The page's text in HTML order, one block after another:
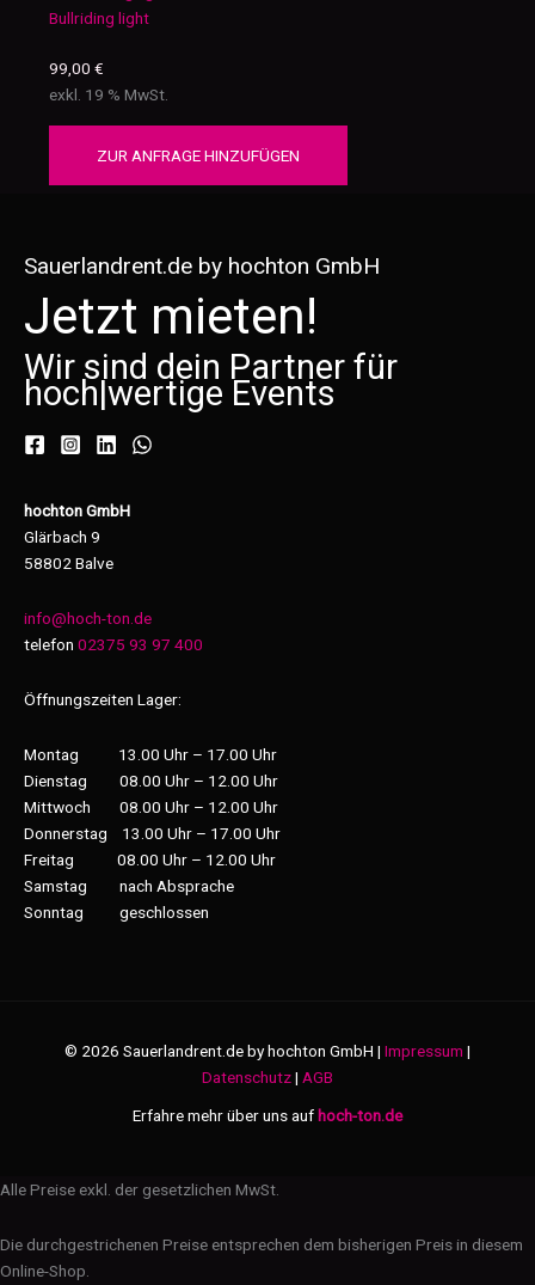
Bullriding light
99,00€
exkl. 19 % MwSt.
ZUR ANFRAGE HINZUFÜGEN
Sauerlandrent.de by hochton GmbH
Jetzt mieten!
Wir sind dein Partner für
hoch|wertige Events
hochton GmbH
Glärbach 9
58802 Balve
info@hoch-ton.de
telefon 02375 93 97 400
Öffnungszeiten Lager:
Montag 13.00 Uhr – 17.00 Uhr
Dienstag 08.00 Uhr – 12.00 Uhr
Mittwoch 08.00 Uhr – 12.00 Uhr
Donnerstag 13.00 Uhr – 17.00 Uhr
Freitag 08.00 Uhr – 12.00 Uhr
Samstag nach Absprache
Sonntag geschlossen
© 2026 Sauerlandrent.de by hochton GmbH | Impressum |
Datenschutz| AGB
Erfahre mehr über uns auf hoch-ton.de
Alle Preise exkl. der gesetzlichen MwSt.
Die durchgestrichenen Preise entsprechen dem bisherigen Preis in diesem
Online-Shop.